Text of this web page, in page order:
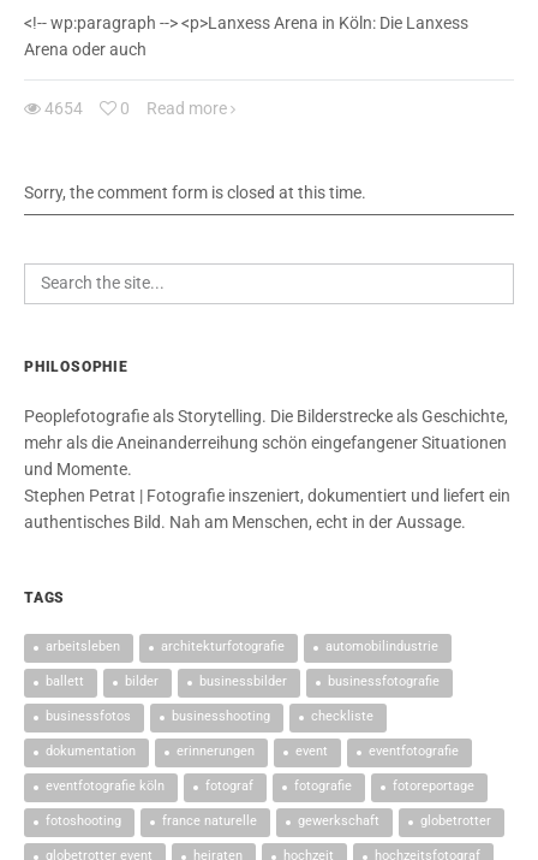
<!-- wp:paragraph --> <p>Lanxess Arena in Köln: Die Lanxess
Arena oder auch
4654 0 Read more
Sorry, the comment form is closed at this time.
PHILOSOPHIE
Peoplefotografie als Storytelling. Die Bilderstrecke als Geschichte,
mehr als die Aneinanderreihung schön eingefangener Situationen
und Momente.
Stephen Petrat | Fotografie inszeniert, dokumentiert und liefert ein
authentisches Bild. Nah am Menschen, echt in der Aussage.
TAGS
arbeitsleben architekturfotografie automobilindustrie
ballett bilder businessbilder businessfotografie
businessfotos businesshooting checkliste
dokumentation erinnerungen event eventfotografie
eventfotografie köln fotograf fotografie fotoreportage
fotoshooting france naturelle gewerkschaft globetrotter
globetrotter event heiraten hochzeit hochzeitsfotograf